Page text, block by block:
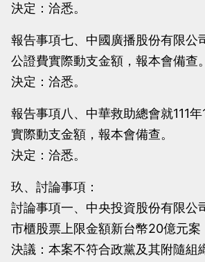
決定：洽悉。
報告事項七、中國廣播股份有限公
公證費實際動支金額，報本會備查。
決定：洽悉。
報告事項八、中華救助總會就111
實際動支金額，報本會備查。
決定：洽悉。
玖、討論事項：
討論事項一、中央投資股份有限公
市櫃股票上限金額新台幣20億元案
決議：本案不符合政黨及其附隨組